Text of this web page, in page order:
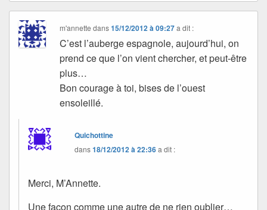
m'annette dans15/12/2012 à 09:27 a dit :
C’est l’auberge espagnole, aujourd’hui, on
prend ce que l’on vient chercher, et peut-être
plus…
Bon courage à toi, bises de l’ouest
ensoleillé.
Quichottine
dans18/12/2012 à 22:36a dit :
Merci, M’Annette.
Une façon comme une autre de ne rien oublier…